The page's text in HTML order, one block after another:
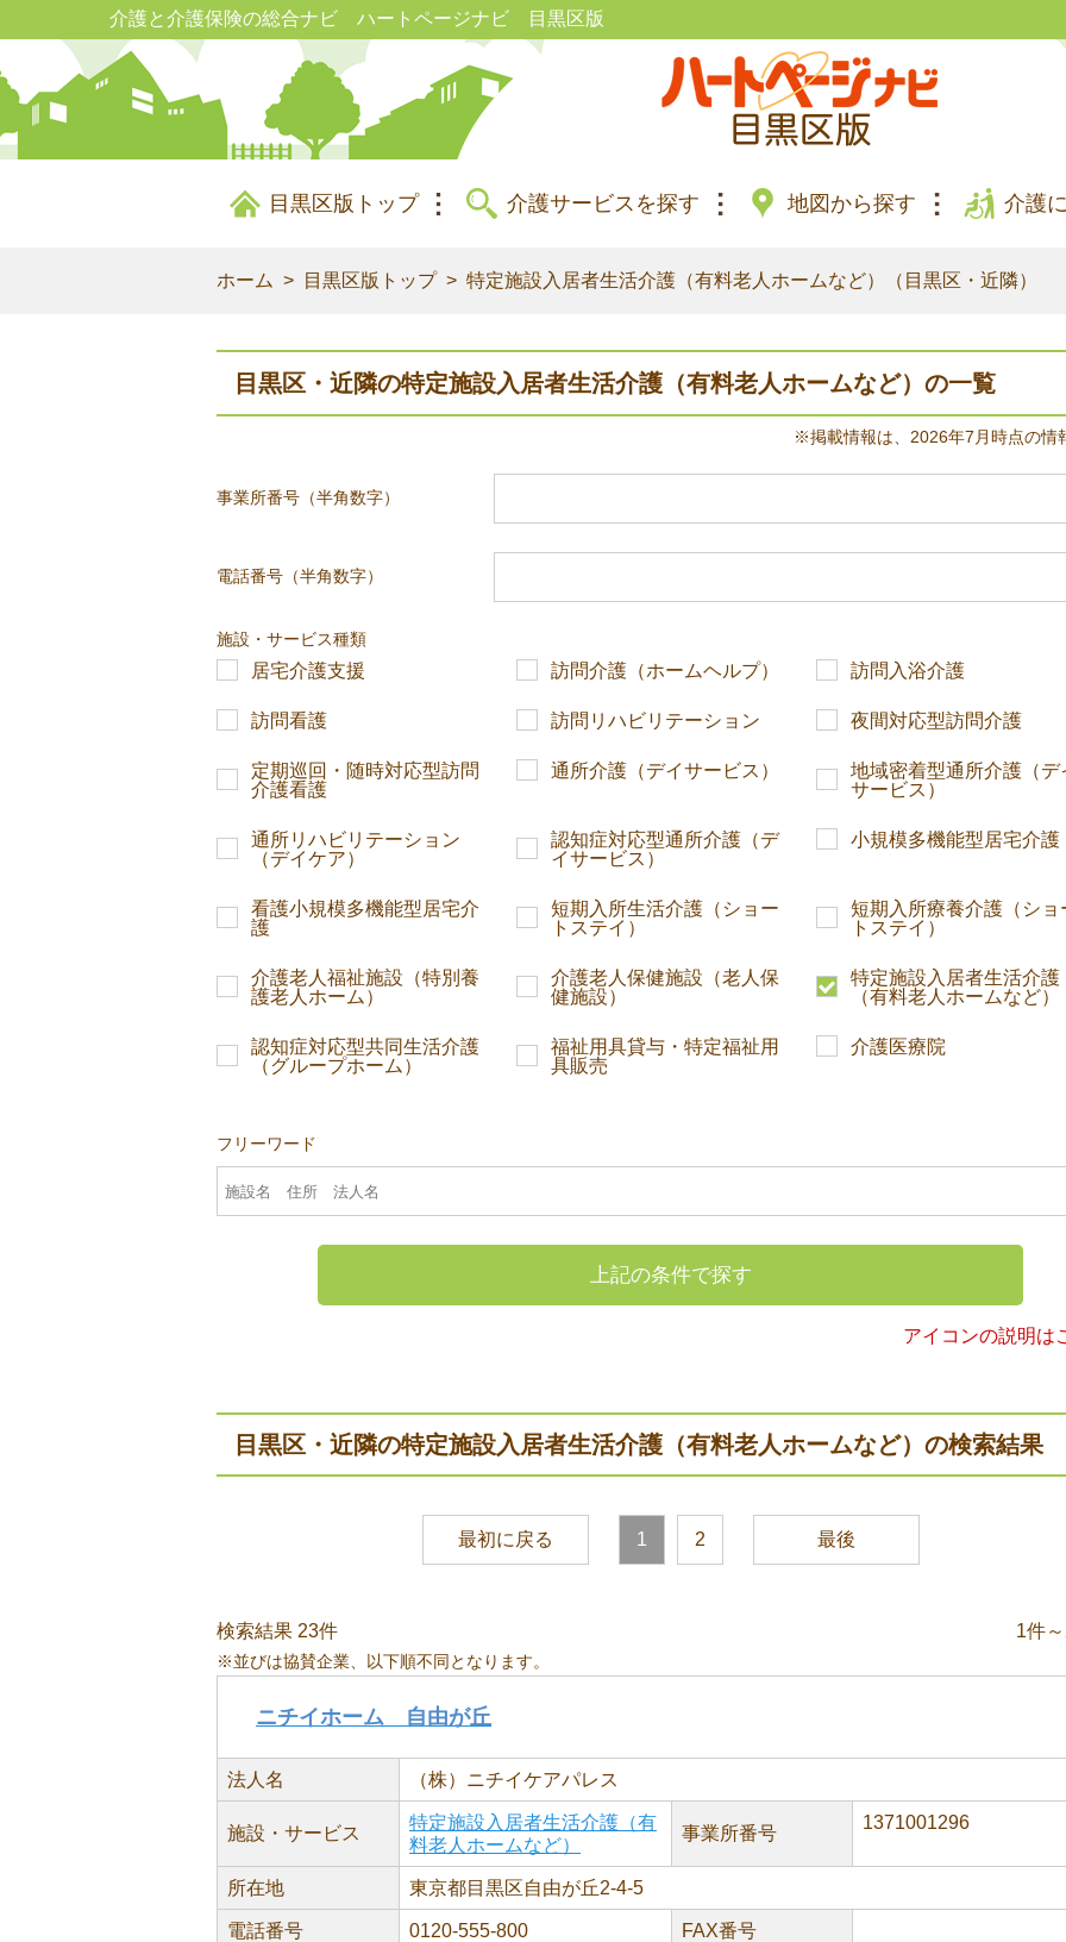
介護と介護保険の総合ナビ ハートページナビ 目黒区版
目黒区版トップ 介護サービスを探す 地図から探す 介護
ホーム 目黒区版トップ 特定施設入居者生活介護（有料老人ホームなど）（目黒区・近隣）
目黒区・近隣の特定施設入居者生活介護（有料老人ホームなど）の一覧
※掲載情報は、2026年7月時点の情
事業所番号（半角数字）
電話番号（半角数字）
施設・サービス種類
居宅介護支援 訪問介護（ホームヘルプ） 訪問入浴介護
訪問看護 訪問リハビリテーション 夜間対応型訪問介護
定期巡回・随時対応型訪問
介護看護
通所介護（デイサービス）
地域密着型通所介護（デ
サービス）
通所リハビリテーション
（デイケア）
認知症対応型通所介護（デ
イサービス）
小規模多機能型居宅介護
看護小規模多機能型居宅介
護
短期入所生活介護（ショー
トステイ）
短期入所療養介護（ショ
トステイ）
介護老人福祉施設（特別養
護老人ホーム）
介護老人保健施設（老人保
健施設）
特定施設入居者生活介護
（有料老人ホームなど）
認知症対応型共同生活介護
（グループホーム）
福祉用具貸与・特定福祉用
具販売
介護医療院
フリーワード
上記の条件で探す
アイコンの説明は
目黒区・近隣の特定施設入居者生活介護（有料老人ホームなど）の検索結果
最初に戻る 1 2 最後
検索結果 23件 1件
※並びは協賛企業、以下順不同となります。
ニチイホーム 自由が丘
法人名 （株）ニチイケアパレス
施設・サービス
特定施設入居者生活介護（有
料老人ホームなど）
事業所番号
1371001296
所在地 東京都目黒区自由が丘2-4-5
電話番号 0120-555-800 FAX番号